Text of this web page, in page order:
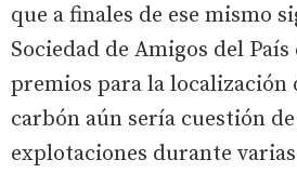
que a finales de ese mismo
Sociedad de Amigos del
premios para la localización
carbón aún sería cuestión
explotaciones durante